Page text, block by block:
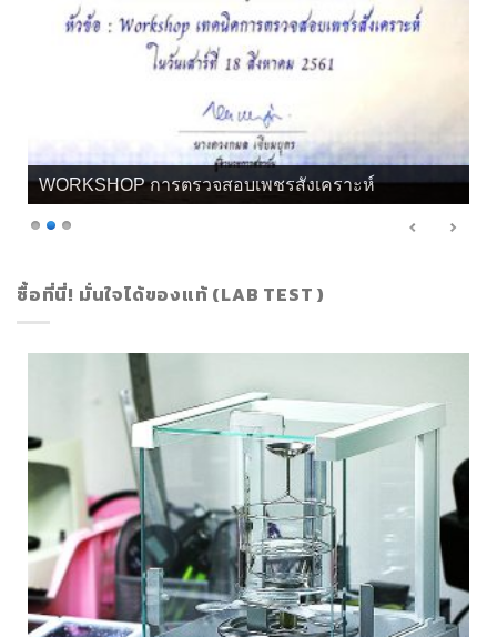
เกียรติบัตร จิวลี่ และอัญมณี คุณทิพย์
ซื้อที่นี่! มั่นใจได้ของแท้ (LAB TEST )